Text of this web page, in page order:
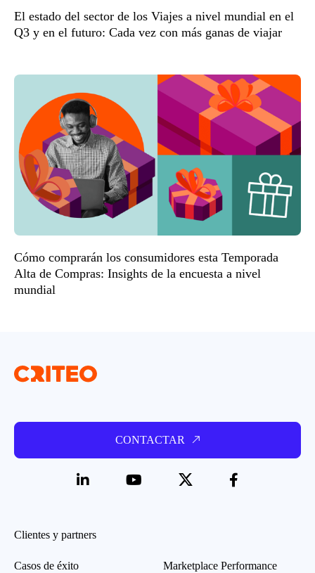
El estado del sector de los Viajes a nivel mundial en el
Q3 y en el futuro: Cada vez con más ganas de viajar
Cómo comprarán los consumidores esta Temporada
Alta de Compras: Insights de la encuesta a nivel
mundial
CONTACTAR
Clientes y partners
Casos de éxito
Marketplace Performance